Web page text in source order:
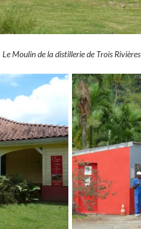
Le Moulin de la distillerie de Trois Rivières